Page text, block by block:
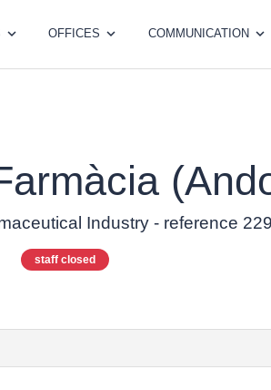
OFFICES COMMUNICATION
Industry - reference
staff closed